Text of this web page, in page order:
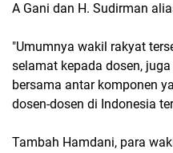
A Gani dan H. Sudirman
"Umumnya wakil rakyat
selamat kepada dosen,
bersama antar komponen
dosen-dosen di Indonesia
Tambah Hamdani, para